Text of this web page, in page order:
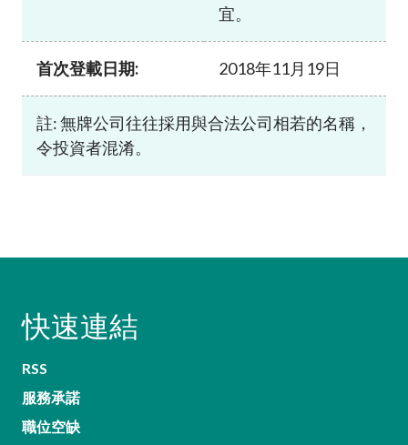
宜。
首次登載日期: 2018年11月19日
註: 無牌公司往往採用與合法公司相若的名稱，
令投資者混淆。
快速連結
RSS
服務承諾
職位空缺